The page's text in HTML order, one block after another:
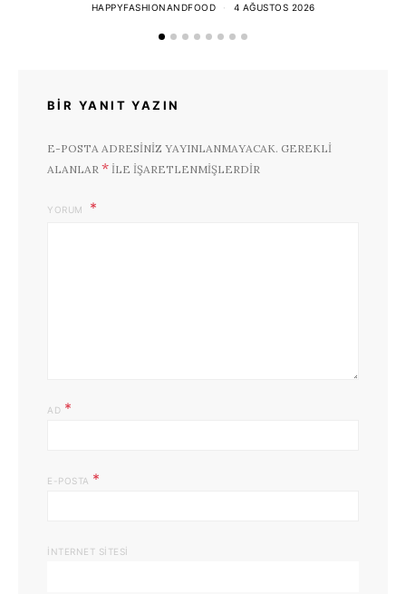
HAPPYFASHIONANDFOOD 4 AĞUSTOS 2026
BIR YANIT YAZIN
E-POSTA ADRESINIZ YAYINLANMAYACAK. GEREKLI
ALANLAR * ILE IŞARETLENMIŞLERDIR
YORUM
AD *
E-POSTA *
İNTERNET SITESI